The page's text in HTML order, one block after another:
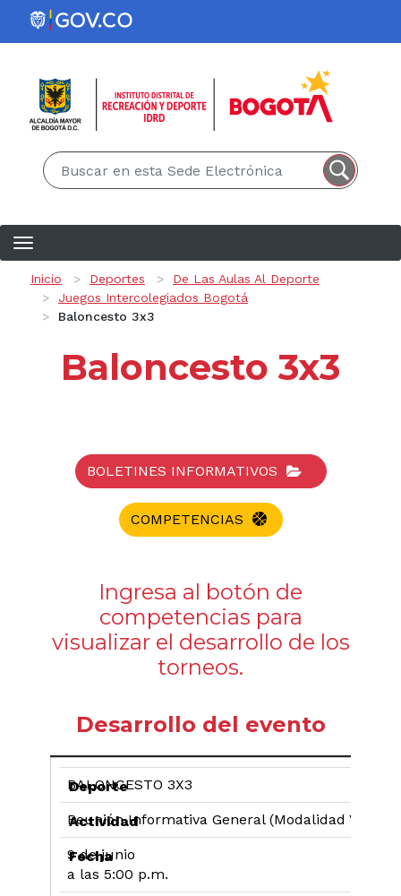
Pasar al contenido principal
Ruta de navegación
Inicio Deportes
De Las Aulas Al Deporte
Juegos Intercolegiados Bogotá
Baloncesto 3x3
Baloncesto 3x3
BOLETINES INFORMATIVOS
COMPETENCIAS
Ingresa al botón de
competencias para
visualizar el desarrollo de los
torneos.
Desarrollo del evento
BALONCESTO 3X3
Reunión Informativa General (Modalidad Virtual)
9 de junio
a las 5:00 p.m.